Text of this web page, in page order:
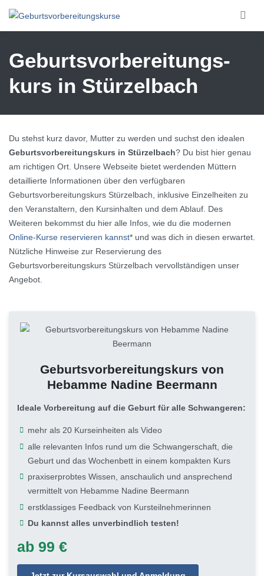
Geburtsvorbereitungs­
kurs in Stürzelbach
Du stehst kurz davor, Mutter zu werden und suchst den idealen
Geburtsvorbereitungskurs in Stürzelbach? Du bist hier genau
am richtigen Ort. Unsere Webseite bietet werdenden Müttern
detaillierte Informationen über den verfügbaren
Geburtsvorbereitungskurs Stürzelbach, inklusive Einzelheiten zu
den Veranstaltern, den Kursinhalten und dem Ablauf. Des
Weiteren bekommst du hier alle Infos, wie du die modernen
Online-Kurse reservieren kannst* und was dich in diesen erwartet.
Nützliche Hinweise zur Reservierung des
Geburtsvorbereitungskurs Stürzelbach vervollständigen unser
Angebot.
Geburtsvorbereitungskurs von
Hebamme Nadine Beermann
Ideale Vorbereitung auf die Geburt für alle Schwangeren:
mehr als 20 Kurseinheiten als Video
alle relevanten Infos rund um die Schwangerschaft, die
Geburt und das Wochenbett in einem kompakten Kurs
praxiserprobtes Wissen, anschaulich und ansprechend
vermittelt von Hebamme Nadine Beermann
erstklassiges Feedback von Kursteilnehmerinnen
Du kannst alles unverbindlich testen!
ab 99 €